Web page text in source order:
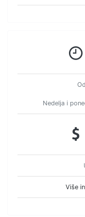
Nedelja i
Više